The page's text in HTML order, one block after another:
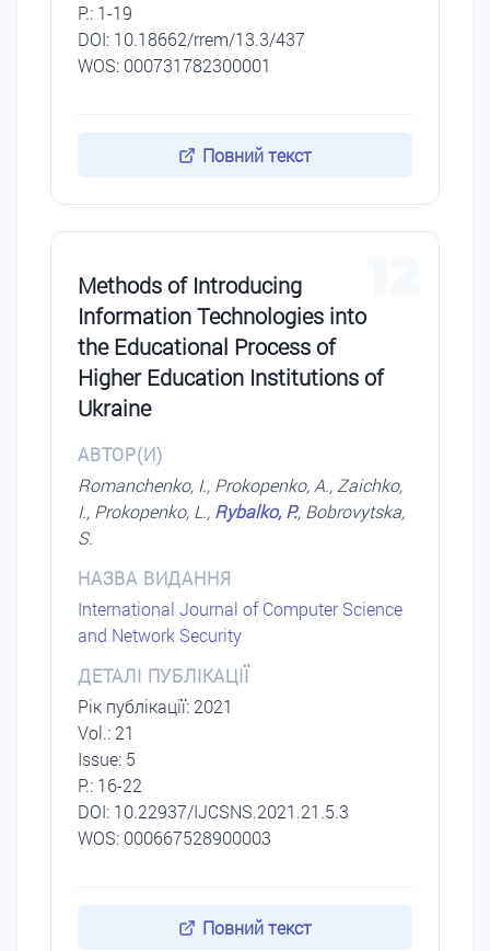
P.: 1-19
DОI: 10.18662/rrem/13.3/437
WOS: 000731782300001
Повний текст
Methods of Introducing
Information Technologies into
the Educational Process of
Higher Education Institutions of
Ukraine
АВТОР(И)
Romanchenko, I., Prokopenko, A., Zaichko,
I., Prokopenko, L., Rybalko, P., Bobrovytska,
S.
НАЗВА ВИДАННЯ
International Journal of Computer Science
and Network Security
ДЕТАЛІ ПУБЛІКАЦІЇ
Рік публікації: 2021
Vol.: 21
Issue: 5
P.: 16-22
DОI: 10.22937/IJCSNS.2021.21.5.3
WOS: 000667528900003
Повний текст